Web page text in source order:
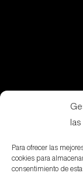
Para ofrecer las
cookies para
consentimiento de